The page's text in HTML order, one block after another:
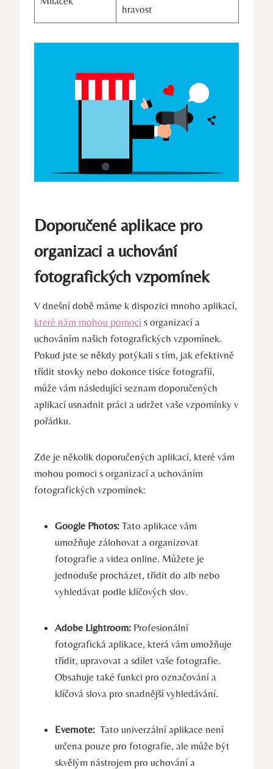
hravost
Doporučené aplikace pro
organizaci a uchování
fotografických ‌vzpomínek
V ‌dnešní ⁣době ⁣máme k ‍dispozici⁣ mnoho aplikací,
které nám mohou pomoci s‍ organizací a
uchováním našich fotografických vzpomínek.‌
Pokud⁤ jste se někdy potýkali s tím, jak efektivně
třídit stovky ‌nebo dokonce tisíce fotografií,
může​ vám následující seznam doporučených
aplikací ⁢usnadnit práci a udržet vaše vzpomínky⁢ v⁣
pořádku.
Zde je několik⁣ doporučených aplikací,⁣ které vám​
mohou​ pomoci ​s organizací‌ a‍ uchováním⁢
fotografických‍ vzpomínek:
Google Photos: Tato‌ aplikace vám
umožňuje zálohovat a ‍organizovat‍
fotografie a ‌videa online. Můžete⁤ je
jednoduše‌ procházet, třídit ‌do alb nebo⁣
vyhledávat podle ‍klíčových slov.
Adobe Lightroom: ⁣Profesionální
fotografická aplikace, ​která vám umožňuje‍
třídit, upravovat a sdílet vaše fotografie.
Obsahuje také funkci pro⁢ označování ‍a
klíčová⁢ slova​ pro snadnější vyhledávání.
Evernote: ⁤ Tato univerzální aplikace není
určena​ pouze pro fotografie, ale může být
skvělým ⁤nástrojem pro uchování ‍a